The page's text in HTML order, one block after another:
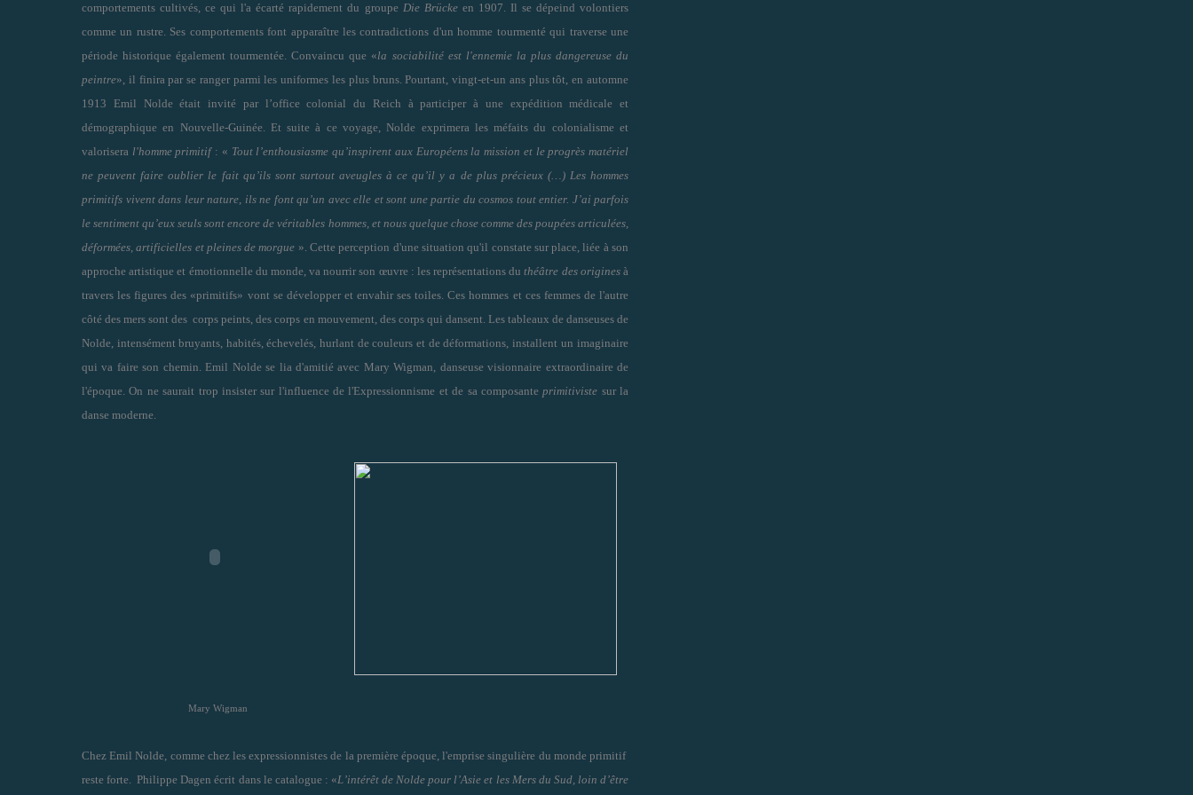
comportements cultivés, ce qui l'a écarté rapidement du groupe Die Brückeen 1907. Il se dépeind volontiers
comme un rustre. Ses comportements font apparaître les contradictions d'un homme tourmenté qui traverse une
période historique également tourmentée. Convaincu que «la sociabilité est l'ennemie la plus dangereuse du
peintre», il finira par se ranger parmi les uniformes les plus bruns. Pourtant, vingt-et-un ans plus tôt, en automne
1913 Emil Nolde était invité par l’office colonial du Reich à participer à une expédition médicale et
démographique en Nouvelle-Guinée. Et suite à ce voyage, Nolde exprimera les méfaits du colonialisme et
valorisera l'homme primitif: « Tout l’enthousiasme qu’inspirent aux Européens la mission et le progrès matériel
ne peuvent faire oublier le fait qu’ils sont surtout aveugles à ce qu’il y a de plus précieux (…) Les hommes
primitifs vivent dans leur nature, ils ne font qu’un avec elle et sont une partie du cosmos tout entier. J’ai parfois
le sentiment qu’eux seuls sont encore de véritables hommes, et nous quelque chose comme des poupées articulées,
déformées, artificielles et pleines de morgue ». Cette perception d'une situation qu'il constate sur place, liée à son
approche artistique et émotionnelle du monde, va nourrir son œuvre : les représentations duthéâtre des originesà
travers les figures des «primitifs» vont se développer et envahir ses toiles. Ces hommes et ces femmes de l'autre
côté des mers sont des corps peints, des corps en mouvement, des corps qui dansent. Les tableaux de danseuses de
Nolde, intensément bruyants, habités, échevelés, hurlant de couleurs et de déformations, installent un imaginaire
qui va faire son chemin. Emil Nolde se lia d'amitié avec Mary Wigman, danseuse visionnaire extraordinaire de
l'époque. On ne saurait trop insister sur l'influence de l'Expressionnisme et de sa composanteprimitiviste sur la
danse moderne.
Mary Wigman
Chez Emil Nolde, comme chez les expressionnistes de la première époque, l'emprise singulière du monde primitif
reste forte. Philippe Dagen écrit dans le catalogue : «L’intérêt de Nolde pour l’Asie et les Mers du Sud, loin d’être